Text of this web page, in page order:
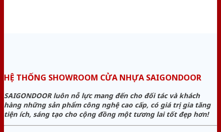
HỆ THỐNG SHOWROOM CỬA NHỰA SAIGONDOOR
SAIGONDOOR luôn nỗ lực mang đến cho đối tác và khách
hàng những sản phẩm công nghệ cao cấp, có giá trị gia tăng
tiện ích, sáng tạo cho cộng đồng một tương lai tốt đẹp hơn!